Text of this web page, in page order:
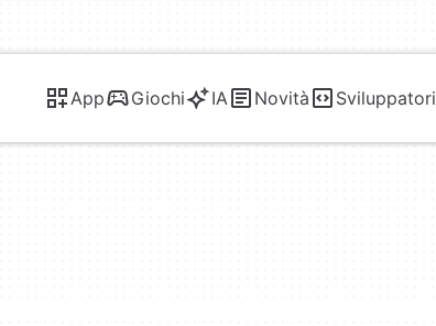
App Giochi IA Novità Sviluppatori